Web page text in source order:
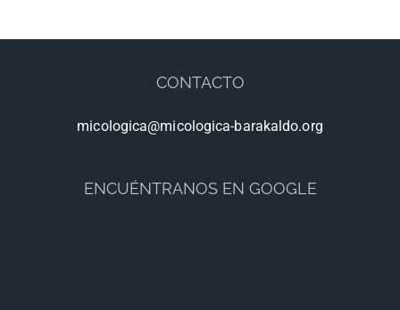
CONTACTO
micologica@micologica-barakaldo.org
ENCUÉNTRANOS EN GOOGLE